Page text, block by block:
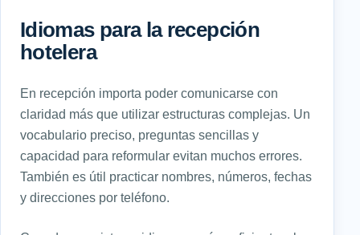
Idiomas para la recepción
hotelera
En recepción importa poder comunicarse con
claridad más que utilizar estructuras complejas. Un
vocabulario preciso, preguntas sencillas y
capacidad para reformular evitan muchos errores.
También es útil practicar nombres, números, fechas
y direcciones por teléfono.